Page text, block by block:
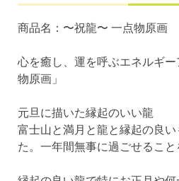
商品名：〜祝龍〜 一点物原画
心を癒し、運を呼ぶエネルギ
物原画」
元旦に描いた縁起のいい龍
富士山と満月と龍と縁起の良
た。一年間無事に過ごせること